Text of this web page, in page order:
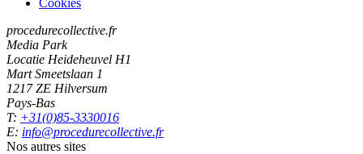
Cookies
procedurecollective.fr
Media Park
Locatie Heideheuvel H1
Mart Smeetslaan 1
1217 ZE Hilversum
Pays-Bas
T: +31(0)85-3330016
E: info@procedurecollective.fr
Nos autres sites